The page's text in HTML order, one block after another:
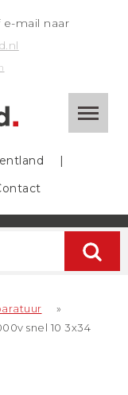
e-mail naar
|
»
snel 10 3x34